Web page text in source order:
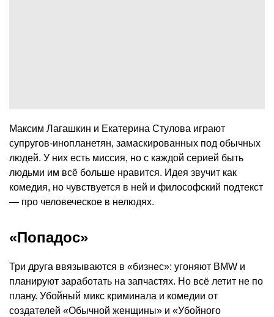
Максим Лагашкин и Екатерина Стулова играют
супругов-инопланетян, замаскированных под обычных
людей. У них есть миссия, но с каждой серией быть
людьми им всё больше нравится. Идея звучит как
комедия, но чувствуется в ней и философский подтекст
— про человеческое в нелюдях.
«Попадос»
Три друга ввязываются в «бизнес»: угоняют BMW и
планируют заработать на запчастях. Но всё летит не по
плану. Убойный микс криминала и комедии от
создателей «Обычной женщины» и «Убойного